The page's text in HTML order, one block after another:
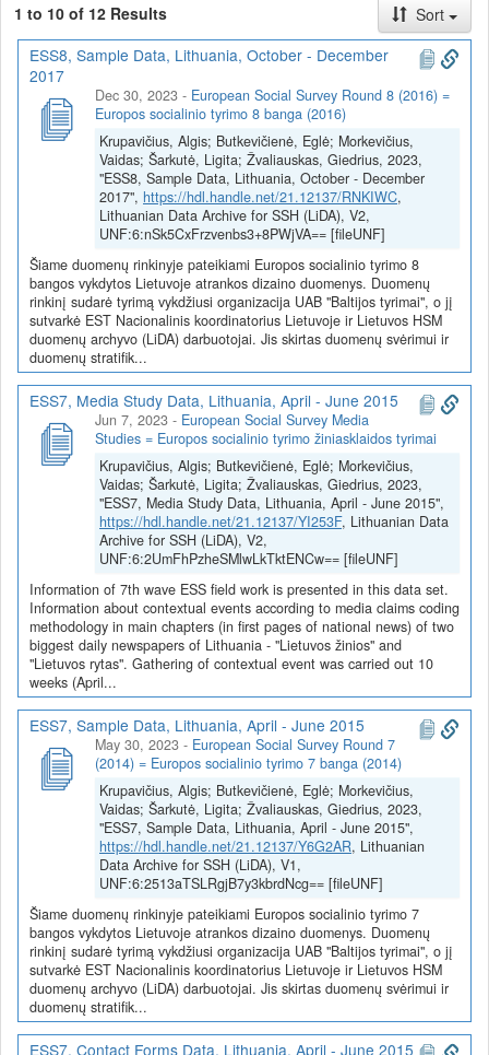
1 to 10 of 12 Results
Sort
ESS8, Sample Data, Lithuania, October - December
2017
Dec 30, 2023 - European Social Survey Round 8 (2016) =
Europos socialinio tyrimo 8 banga (2016)
Krupavičius, Algis; Butkevičienė, Eglė; Morkevičius,
Vaidas; Šarkutė, Ligita; Žvaliauskas, Giedrius, 2023,
"ESS8, Sample Data, Lithuania, October - December
2017", https://hdl.handle.net/21.12137/RNKIWC,
Lithuanian Data Archive for SSH (LiDA), V2,
UNF:6:nSk5CxFrzvenbs3+8PWjVA== [fileUNF]
Šiame duomenų rinkinyje pateikiami Europos socialinio tyrimo 8
bangos vykdytos Lietuvoje atrankos dizaino duomenys. Duomenų
rinkinį sudarė tyrimą vykdžiusi organizacija UAB "Baltijos tyrimai", o jį
sutvarkė EST Nacionalinis koordinatorius Lietuvoje ir Lietuvos HSM
duomenų archyvo (LiDA) darbuotojai. Jis skirtas duomenų svėrimui ir
duomenų stratifik...
ESS7, Media Study Data, Lithuania, April - June 2015
Jun 7, 2023 - European Social Survey Media
Studies = Europos socialinio tyrimo žiniasklaidos tyrimai
Krupavičius, Algis; Butkevičienė, Eglė; Morkevičius,
Vaidas; Šarkutė, Ligita; Žvaliauskas, Giedrius, 2023,
"ESS7, Media Study Data, Lithuania, April - June 2015",
https://hdl.handle.net/21.12137/YI253F, Lithuanian Data
Archive for SSH (LiDA), V2,
UNF:6:2UmFhPzheSMlwLkTktENCw== [fileUNF]
Information of 7th wave ESS field work is presented in this data set.
Information about contextual events according to media claims coding
methodology in main chapters (in first pages of national news) of two
biggest daily newspapers of Lithuania - "Lietuvos žinios" and
"Lietuvos rytas". Gathering of contextual event was carried out 10
weeks (April...
ESS7, Sample Data, Lithuania, April - June 2015
May 30, 2023 - European Social Survey Round 7
(2014) = Europos socialinio tyrimo 7 banga (2014)
Krupavičius, Algis; Butkevičienė, Eglė; Morkevičius,
Vaidas; Šarkutė, Ligita; Žvaliauskas, Giedrius, 2023,
"ESS7, Sample Data, Lithuania, April - June 2015",
https://hdl.handle.net/21.12137/Y6G2AR, Lithuanian
Data Archive for SSH (LiDA), V1,
UNF:6:2513aTSLRgjB7y3kbrdNcg== [fileUNF]
Šiame duomenų rinkinyje pateikiami Europos socialinio tyrimo 7
bangos vykdytos Lietuvoje atrankos dizaino duomenys. Duomenų
rinkinį sudarė tyrimą vykdžiusi organizacija UAB "Baltijos tyrimai", o jį
sutvarkė EST Nacionalinis koordinatorius Lietuvoje ir Lietuvos HSM
duomenų archyvo (LiDA) darbuotojai. Jis skirtas duomenų svėrimui ir
duomenų stratifik...
ESS7, Contact Forms Data, Lithuania, April - June 2015